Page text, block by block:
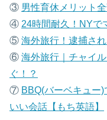
③ 男性育休メリット
④ 24時間耐久！NYで
⑤ 海外旅行！逮捕さ
⑥ 海外旅行｜チャイ
ぐ！？
⑦ BBQ(バーベキュー
いい会話【もち英語】